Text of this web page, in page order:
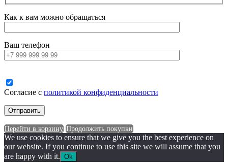
Как к вам можно обращаться
Ваш телефон
Согласие с политикой конфиденциальности
Перейти в корзину Продолжить покупки
We use cookies to ensure that we give you the best experience on
our website. If you continue to use this site we will assume that you
are happy with it. Ok